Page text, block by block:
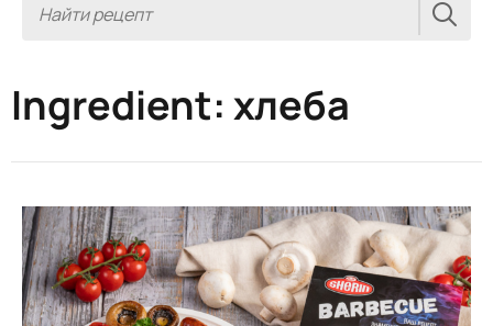
Ingredient: хлеба